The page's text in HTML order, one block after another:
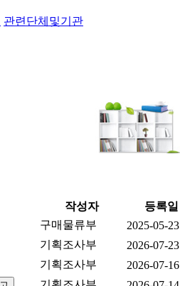
관련단체및기관
작성자 등록일
구매물류부 2025-05-23
기획조사부 2026-07-23
기획조사부 2026-07-16